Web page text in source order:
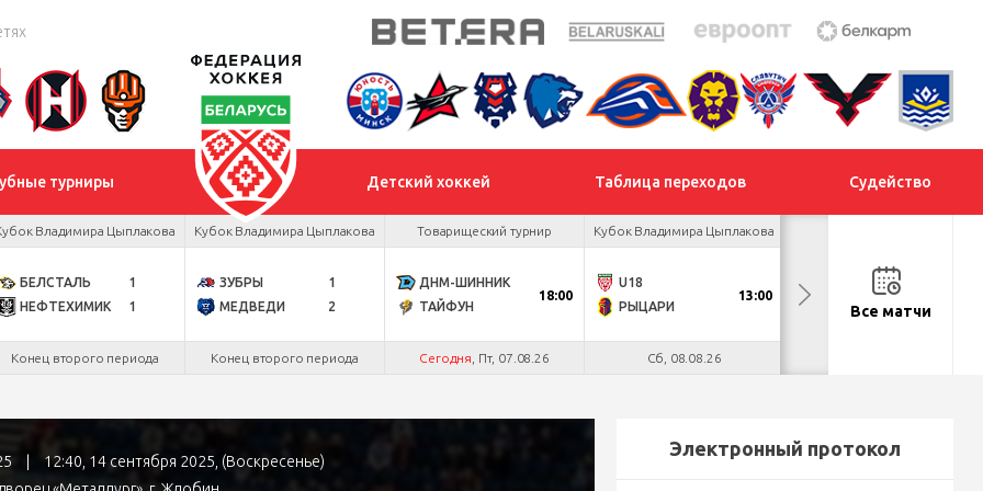
турниры Детский хоккей Таблица переходов Судейство
Владимира Цыплакова
БЕЛСТАЛЬ
1
НЕФТЕХИМИК
1
Конец второго периода
Кубок Владимира Цыплакова
ЗУБРЫ
1
МЕДВЕДИ
2
Конец второго периода
Товарищеский турнир
ДНМ-ШИННИК
ТАЙФУН
18:00
Сегодня , Пт, 07.08.26
Кубок Владимира Цыплакова
U18
РЫЦАРИ
13:00
Сб, 08.08.26
ДНМ-ОЛИМПИК
ЛОКОВсе матчи
12:40, 14 сентября 2025, (Воскресенье)
Электронный протокол